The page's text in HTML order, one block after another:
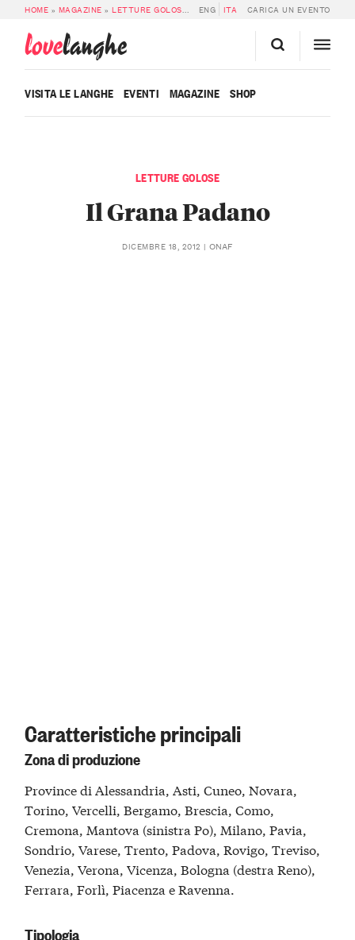
HOME » MAGAZINE »LETTURE GOLOSE » IL GRANA PADANO
ENG ITA CARICA UN EVENTO
lovelanghe
VISITA LE LANGHE EVENTI MAGAZINE SHOP
LETTURE GOLOSE
Il Grana Padano
DICEMBRE 18, 2012 ONAF
Caratteristiche principali
Zona di produzione
Province di Alessandria, Asti, Cuneo, Novara,
Torino, Vercelli, Bergamo, Brescia, Como,
Cremona, Mantova (sinistra Po), Milano, Pavia,
Sondrio, Varese, Trento, Padova, Rovigo, Treviso,
Venezia, Verona, Vicenza, Bologna (destra Reno),
Ferrara, Forlì, Piacenza e Ravenna.
Tipologia